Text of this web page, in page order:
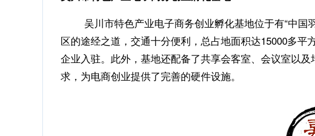
吴川市特色产业电子商务创业孵化基地位于有“中国
区的途经之道，交通十分便利，总占地面积达15000多
企业入驻。此外，基地还配备了共享会客室、会议室以
求，为电商创业提供了完善的硬件设施。